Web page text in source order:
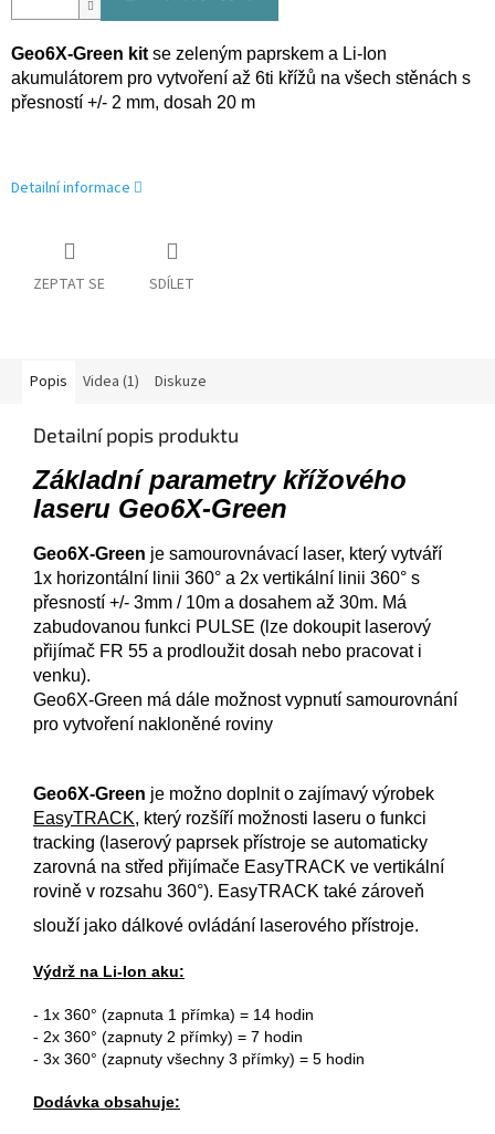
Geo6X-Green kit se zeleným paprskem a Li-Ion
akumulátorem pro vytvoření až 6ti křížů na všech stěnách s
přesností +/- 2 mm, dosah 20 m
Detailní informace
ZEPTAT SE SDÍLET
Popis Videa (1) Diskuze
Detailní popis produktu
Základní parametry křížového
laseru Geo6X-Green
Geo6X-Green je samourovnávací laser, který vytváří
1x horizontální linii 360° a 2x vertikální linii 360° s
přesností +/- 3mm / 10m a dosahem až 30m. Má
zabudovanou funkci PULSE (lze dokoupit laserový
přijímač FR 55 a prodloužit dosah nebo pracovat i
venku).
Geo6X-Green má dále možnost vypnutí samourovnání
pro vytvoření nakloněné roviny
Geo6X-Green je možno doplnit o zajímavý výrobek
EasyTRACK, který rozšíří možnosti laseru o funkci
tracking (laserový paprsek přístroje se automaticky
zarovná na střed přijímače EasyTRACK ve vertikální
rovině v rozsahu 360°). EasyTRACK také zároveň
slouží jako dálkové ovládání laserového přístroje.
Výdrž na Li-Ion aku:
- 1x 360° (zapnuta 1 přímka) = 14 hodin
- 2x 360° (zapnuty 2 přímky) = 7 hodin
- 3x 360° (zapnuty všechny 3 přímky) = 5 hodin
Dodávka obsahuje: